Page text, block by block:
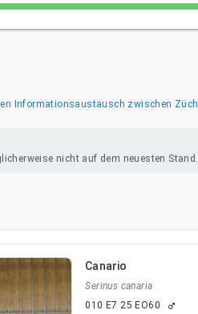
Informationsaustausch zwischen
nicht auf dem neuesten
Canario
Serinus canaria
010 E7 25 EO60
male